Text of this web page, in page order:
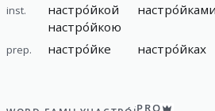
inst.
настро́йкой
настро́йкою
настро́йками
prep. настро́йке настро́йках
PRO